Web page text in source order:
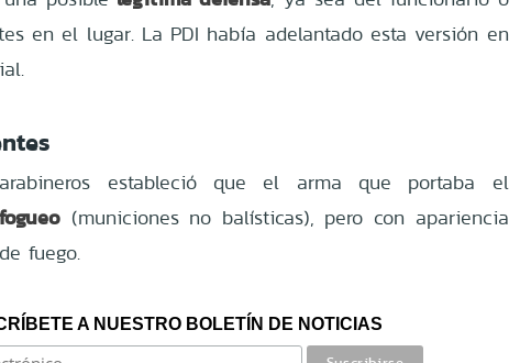
en el lugar. La PDI había adelantado esta versión en
estableció que el arma que portaba el
fogueo (municiones no balísticas), pero con apariencia
fuego.
A NUESTRO BOLETÍN DE NOTICIAS